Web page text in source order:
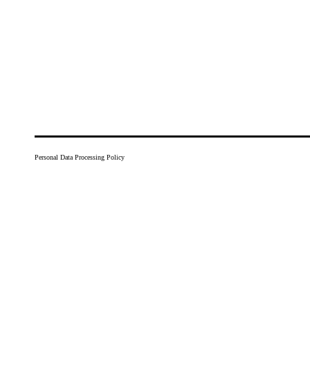
Personal Data Processing Policy